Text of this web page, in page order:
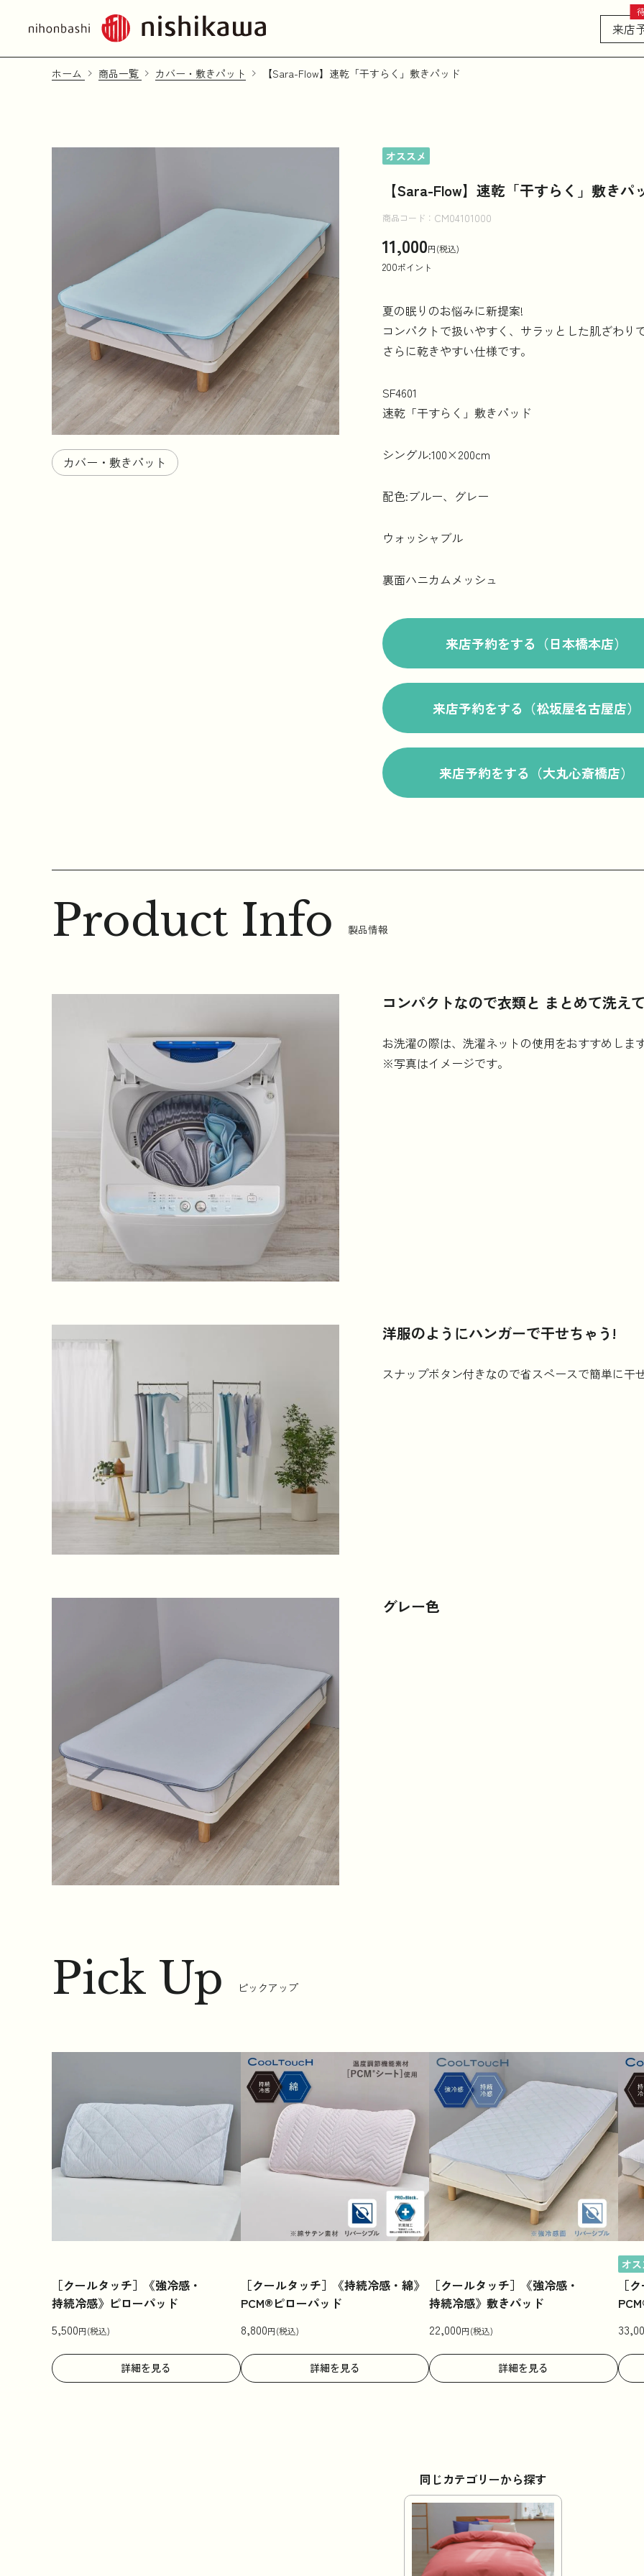
来店
ホーム 商品一覧 カバー・敷きパット 【Sara-Flow】速乾「干すらく」敷きパッド
カバー・敷きパット
オススメ
【Sara-Flow】速乾「干すらく」敷きパ
商品コード： CM04101000
11,000円(税込)
200ポイント
夏の眠りのお悩みに新提案!
コンパクトで扱いやすく、サラッとした肌ざわり
さらに乾きやすい仕様です。
SF4601
速乾「干すらく」敷きパッド
シングル:100×200cm
配色:ブルー、グレー
ウォッシャブル
裏面ハニカムメッシュ
来店予約をする（日本橋本店）
来店予約をする（松坂屋名古屋店）
来店予約をする（大丸心斎橋店）
Product Info 製品情報
コンパクトなので衣類と まとめて洗え
お洗濯の際は、洗濯ネットの使用をおすすめしま
※写真はイメージです。
洋服のようにハンガーで干せちゃう!
スナップボタン付きなので省スペースで簡単に干
グレー色
Pick Up ピックアップ
［クールタッチ］《強冷感・
持続冷感》ピローパッド
5,500円(税込)
詳細を見る
［クールタッチ］《持続冷感・綿》
PCM®ピローパッド
8,800円(税込)
詳細を見る
［クールタッチ］《強冷感・
持続冷感》敷きパッド
22,000円(税込)
詳細を見る
オ
［
同じカテゴリーから探す